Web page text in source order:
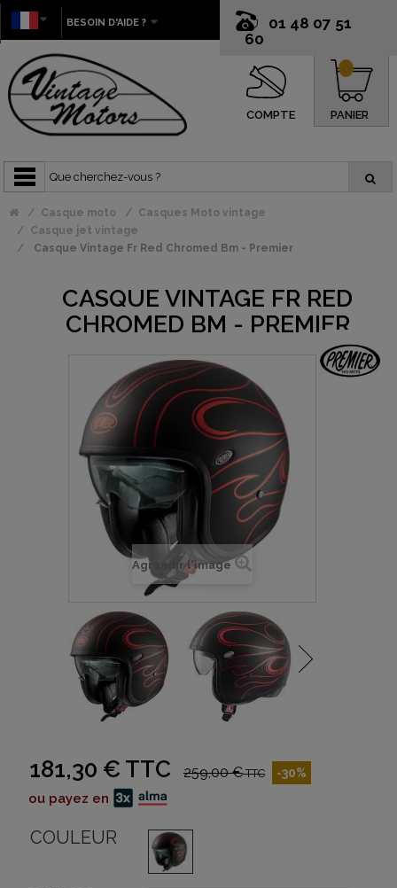
01 48 07 51
60
BESOIN D'AIDE ?
COMPTE PANIER
0
Casque moto
Casques Moto vintage
Casque jet vintage
Casque Vintage Fr Red Chromed Bm - Premier
CASQUE VINTAGE FR RED
CHROMED BM - PREMIER
Agrandir l'image
181,30 € TTC 259,00 €TTC -30%
ou payez en
COULEUR